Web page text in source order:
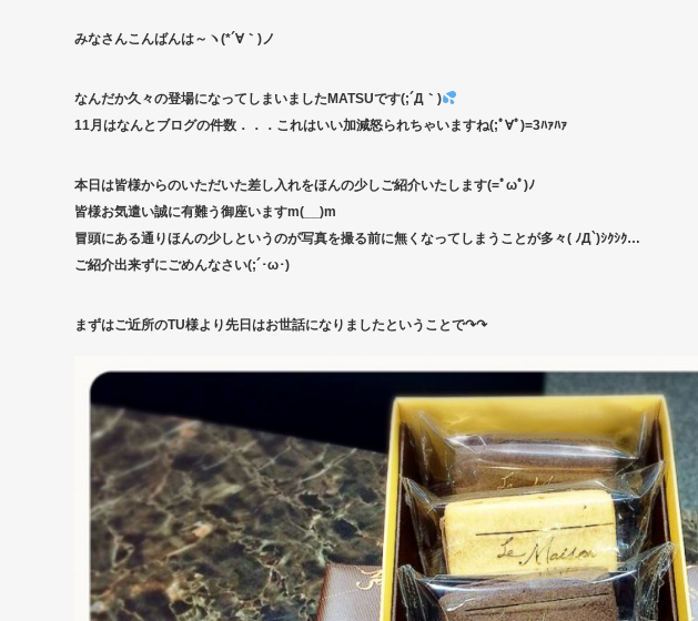
みなさんこんばんは～ヽ(*´∀｀)ノ
なんだか久々の登場になってしまいましたMATSUです(;´Д｀)
11月はなんとブログの件数．．．これはいい加減怒られちゃいますね(;ﾟ∀ﾟ)=3ﾊｧﾊｧ
本日は皆様からのいただいた差し入れをほんの少しご紹介いたします(=ﾟωﾟ)ﾉ
皆様お気遣い誠に有難う御座いますm(__)m
冒頭にある通りほんの少しというのが写真を撮る前に無くなってしまうことが多々( ﾉД`)ｼｸｼｸ…
ご紹介出来ずにごめんなさい(;´･ω･)
まずはご近所のTU様より先日はお世話になりましたということで↷↷